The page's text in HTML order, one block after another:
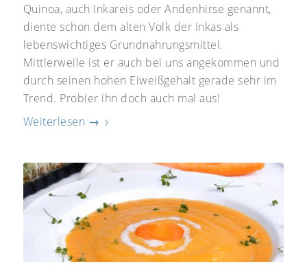
Quinoa, auch Inkareis oder Andenhirse genannt,
diente schon dem alten Volk der Inkas als
lebenswichtiges Grundnahrungsmittel.
Mittlerweile ist er auch bei uns angekommen und
durch seinen hohen Eiweißgehalt gerade sehr im
Trend. Probier ihn doch auch mal aus!
Weiterlesen →